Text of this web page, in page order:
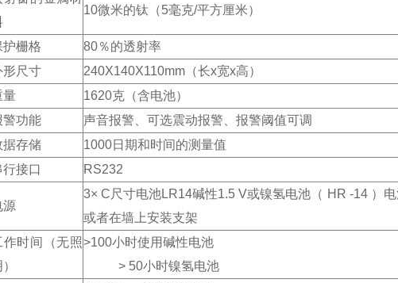
10微米的钛（5毫克/平方厘米）
护栅格 80％的透射率
形尺寸
240X140X110mm （长x宽x高）
量
1620克（含电池）
警功能
声音报警、可选震动报警、报警阈值可调
据存储
1000日期和时间的测量值
行接口
RS232
源
3× C尺寸电池LR14碱性1.5 V或镍氢电池（ HR -14 ）
或者在墙上安装支架
作时间（无照>100小时使用碱性电池
> 50小时镍氢电池